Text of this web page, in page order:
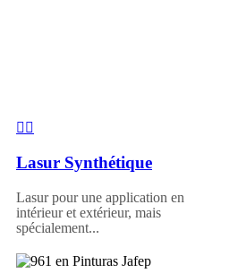
Lasur Synthétique
Lasur pour une application en
intérieur et extérieur, mais
spécialement...